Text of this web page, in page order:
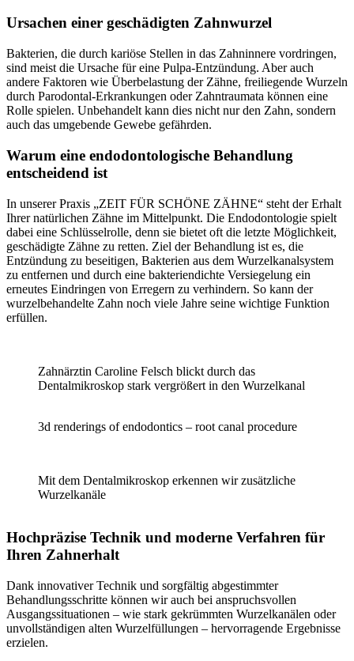
Ursachen einer geschädigten Zahnwurzel
Bakterien, die durch kariöse Stellen in das Zahninnere vordringen,
sind meist die Ursache für eine Pulpa-Entzündung. Aber auch
andere Faktoren wie Überbelastung der Zähne, freiliegende Wurzeln
durch Parodontal-Erkrankungen oder Zahntraumata können eine
Rolle spielen. Unbehandelt kann dies nicht nur den Zahn, sondern
auch das umgebende Gewebe gefährden.
Warum eine endodontologische Behandlung
entscheidend ist
In unserer Praxis „ZEIT FÜR SCHÖNE ZÄHNE“ steht der Erhalt
Ihrer natürlichen Zähne im Mittelpunkt. Die Endodontologie spielt
dabei eine Schlüsselrolle, denn sie bietet oft die letzte Möglichkeit,
geschädigte Zähne zu retten. Ziel der Behandlung ist es, die
Entzündung zu beseitigen, Bakterien aus dem Wurzelkanalsystem
zu entfernen und durch eine bakteriendichte Versiegelung ein
erneutes Eindringen von Erregern zu verhindern. So kann der
wurzelbehandelte Zahn noch viele Jahre seine wichtige Funktion
erfüllen.
Zahnärztin Caroline Felsch blickt durch das
Dentalmikroskop stark vergrößert in den Wurzelkanal
3d renderings of endodontics – root canal procedure
Mit dem Dentalmikroskop erkennen wir zusätzliche
Wurzelkanäle
Hochpräzise Technik und moderne Verfahren für
Ihren Zahnerhalt
Dank innovativer Technik und sorgfältig abgestimmter
Behandlungsschritte können wir auch bei anspruchsvollen
Ausgangssituationen – wie stark gekrümmten Wurzelkanälen oder
unvollständigen alten Wurzelfüllungen – hervorragende Ergebnisse
erzielen.